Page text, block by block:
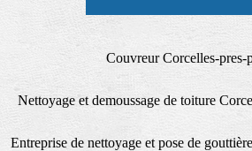
Couvreur Corcelles-pres-
Nettoyage et demoussage de toiture
Entreprise de nettoyage et pose de